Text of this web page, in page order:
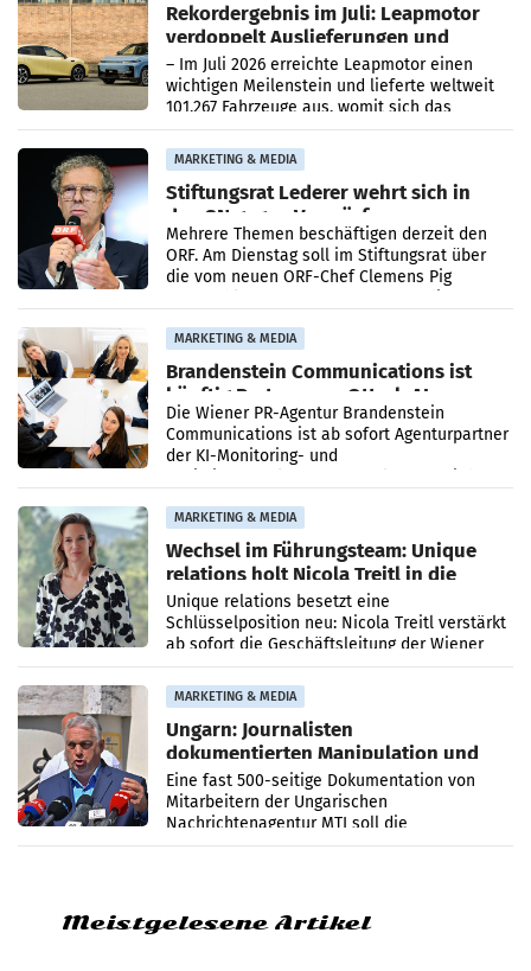
Rekordergebnis im Juli: Leapmotor
verdoppelt Auslieferungen und
überschreitet die 100.000er-Marke
– Im Juli 2026 erreichte Leapmotor einen
wichtigen Meilenstein und lieferte weltweit
101.267 Fahrzeuge aus, womit sich das
Ergebnis gegenüber Juli 2025 mehr als
verdoppelte (+102
MARKETING & MEDIA
Stiftungsrat Lederer wehrt sich in
den SN gegen Vorwürfe
Mehrere Themen beschäftigen derzeit den
ORF. Am Dienstag soll im Stiftungsrat über
die vom neuen ORF-Chef Clemens Pig
MARKETING & MEDIA
Brandenstein Communications ist
künftig Partner von OtterlyAI
Die Wiener PR-Agentur Brandenstein
Communications ist ab sofort Agenturpartner
der KI-Monitoring- und
MARKETING & MEDIA
Wechsel im Führungsteam: Unique
relations holt Nicola Treitl in die
Geschäftsleitung
Unique relations besetzt eine
Schlüsselposition neu: Nicola Treitl verstärkt
ab sofort die Geschäftsleitung der Wiener
PR-Agentur an der Seite von Josef Kalina und
Anna Kalina-Mahr.
MARKETING & MEDIA
Ungarn: Journalisten
dokumentierten Manipulation und
Zensur
Eine fast 500-seitige Dokumentation von
Mitarbeitern der Ungarischen
Nachrichtenagentur MTI soll die
systematische Nachrichten-Manipulation und
Meistgelesene Artikel